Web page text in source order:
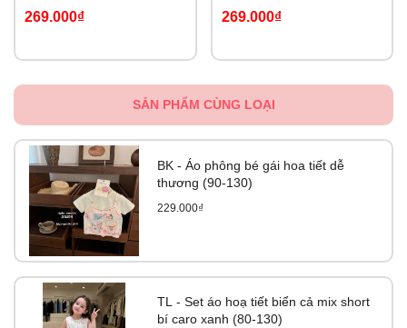
269.000₫ 269.000₫
SẢN PHẨM CÙNG LOẠI
BK - Áo phông bé gái hoa tiết dễ
thương (90-130)
229.000₫
TL - Set áo hoạ tiết biển cả mix short
bí caro xanh (80-130)